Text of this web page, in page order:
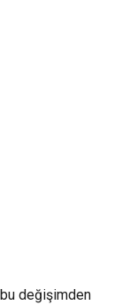
değişimden